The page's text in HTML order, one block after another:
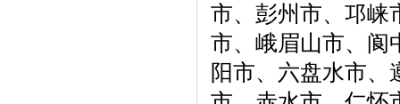
市、彭州市、邛崃
市、峨眉山市、阆
阳市、六盘水市、